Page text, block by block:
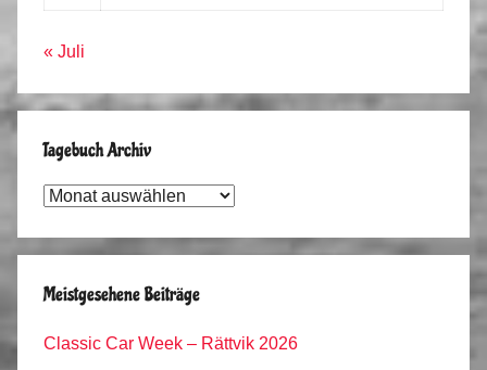
« Juli
Tagebuch Archiv
Tagebuch
Meistgesehene Beiträge
Classic Car Week – Rättvik 2026